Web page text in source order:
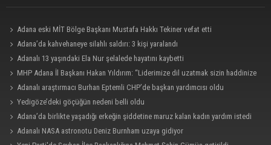
Adana eski MİT Bölge Başkanı Mustafa Hakkı Tekiner vefat etti
Adana’da kahvehaneye silahlı saldırı: 3 kişi yaralandı
Adanalı 13 yaşındaki Ela Nur şelalede hayatını kaybetti
MHP Adana İl Başkanı Hakan Yıldırım: “Liderimize dil uzatmak sizin haddinize
değildir”
Adanalı araştırmacı Burhan Eptemli CHP’de başkan yardımcısı oldu
Yedigöze’deki göçüğün nedeni belli oldu
Adana’da birlikte yaşadığı erkeğin şiddetine maruz kalan kadın yardım istedi
Adanalı NASA astronotu Deniz Burnham uzaya gidiyor